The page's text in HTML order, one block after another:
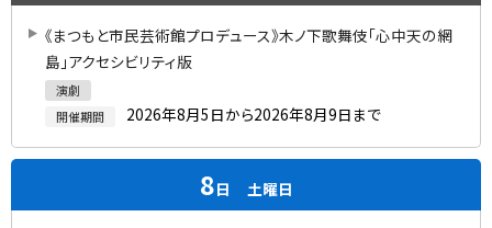
《まつもと市民芸術館プロデュース》木ノ下歌舞伎「心中天の網
島」アクセシビリティ版
演劇
開催期間
2026年8月5日から2026年8月9日まで
8日 土曜日